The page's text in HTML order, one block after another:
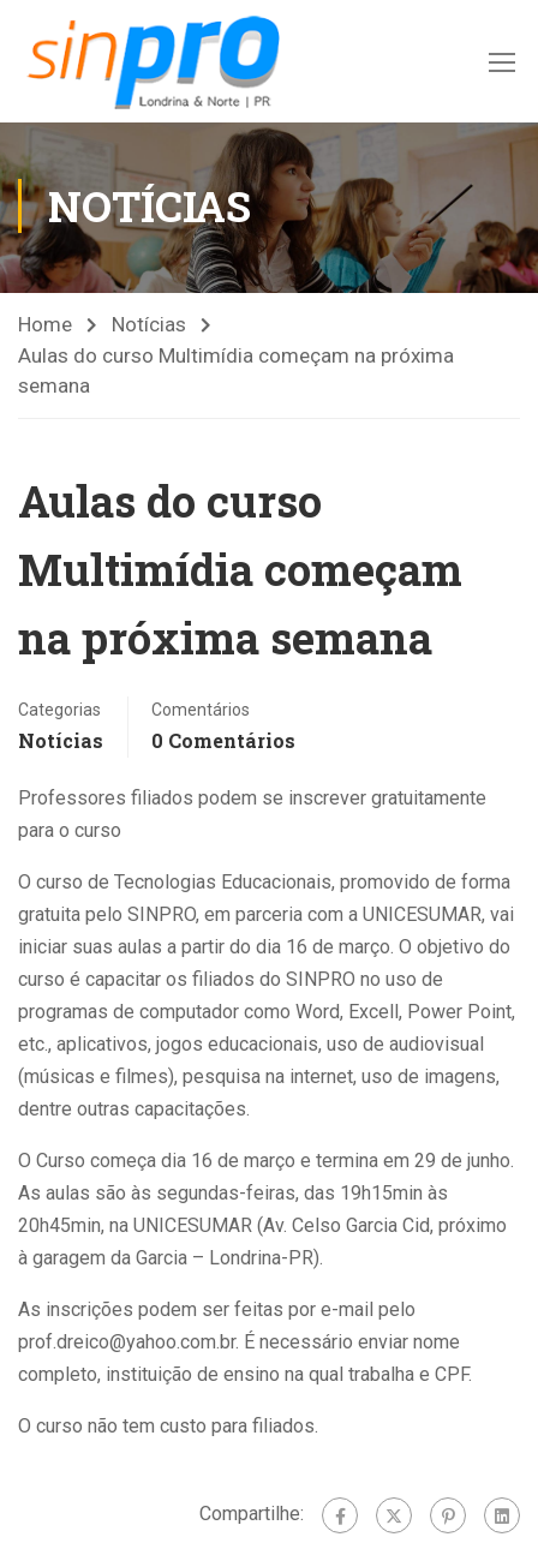
NOTÍCIAS
Home
Notícias
Aulas do curso Multimídia começam na próxima
semana
Aulas do curso
Multimídia começam
na próxima semana
Categorias
Notícias
Comentários
0 Comentários
Professores filiados podem se inscrever gratuitamente
para o curso
O curso de Tecnologias Educacionais, promovido de forma
gratuita pelo SINPRO, em parceria com a UNICESUMAR, vai
iniciar suas aulas a partir do dia 16 de março. O objetivo do
curso é capacitar os filiados do SINPRO no uso de
programas de computador como Word, Excell, Power Point,
etc., aplicativos, jogos educacionais, uso de audiovisual
(músicas e filmes), pesquisa na internet, uso de imagens,
dentre outras capacitações.
O Curso começa dia 16 de março e termina em 29 de junho.
As aulas são às segundas-feiras, das 19h15min às
20h45min, na UNICESUMAR (Av. Celso Garcia Cid, próximo
à garagem da Garcia – Londrina-PR).
As inscrições podem ser feitas por e-mail pelo
prof.dreico@yahoo.com.br. É necessário enviar nome
completo, instituição de ensino na qual trabalha e CPF.
O curso não tem custo para filiados.
Compartilhe: